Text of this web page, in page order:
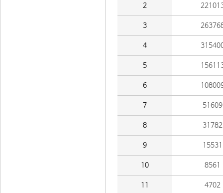
2
3
4
5
6
7 51609
8 31782
9 15531
10 8561
11 4702